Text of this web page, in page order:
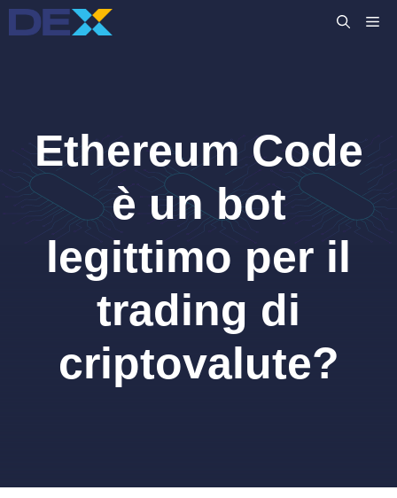
Vai
al
Ethereum Code
è un bot
legittimo per il
trading di
criptovalute?